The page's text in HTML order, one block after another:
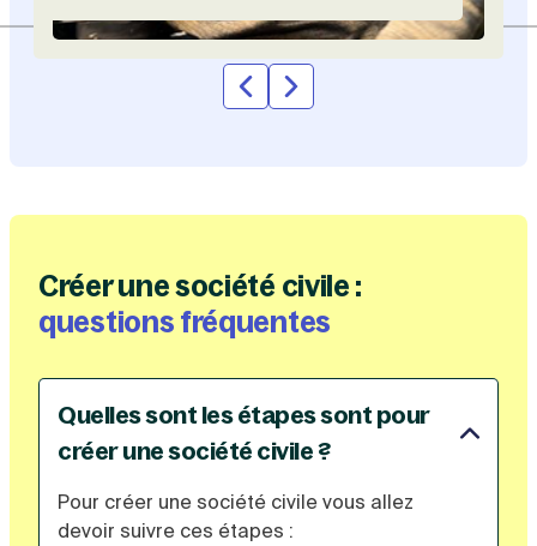
Créer une société civile :
questions fréquentes
Quelles sont les étapes sont pour
créer une société civile ?
Pour créer une société civile vous allez
devoir suivre ces étapes :